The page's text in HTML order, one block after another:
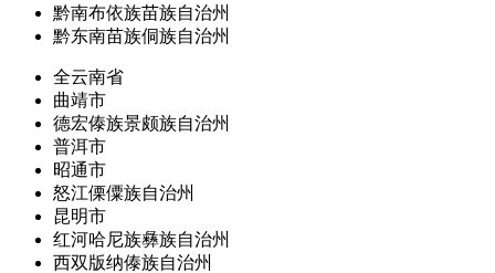
黔南布依族苗族自治州
黔东南苗族侗族自治州
全云南省
曲靖市
德宏傣族景颇族自治州
普洱市
昭通市
怒江傈僳族自治州
昆明市
红河哈尼族彝族自治州
西双版纳傣族自治州